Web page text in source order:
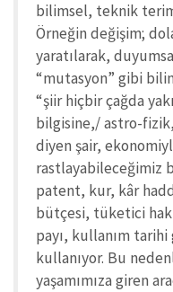
bilimsel, teknik
Örneğin değişim;
yaratılarak,
“mutasyon” gibi
“şiir hiçbir çağda
bilgisine,/ astro-
diyen şair,
rastlayabileceğimiz
patent, kur, kâr
bütçesi, tüketici
payı, kullanım
kullanıyor. Bu
yaşamımıza giren